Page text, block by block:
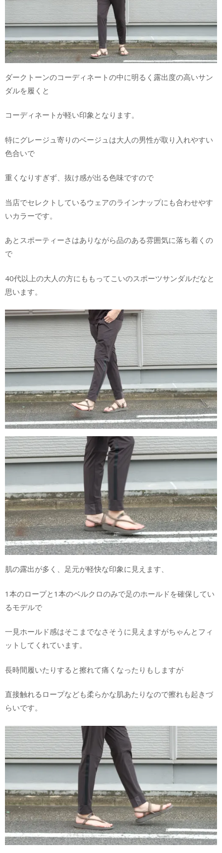
ダークトーンのコーディネートの中に明るく露出度の高いサン
ダルを履くと
コーディネートが軽い印象となります。
特にグレージュ寄りのベージュは大人の男性が取り入れやすい
色合いで
重くなりすぎず、抜け感が出る色味ですので
当店でセレクトしているウェアのラインナップにも合わせやす
いカラーです。
あとスポーティーさはありながら品のある雰囲気に落ち着くの
で
40代以上の大人の方にももってこいのスポーツサンダルだなと
思います。
肌の露出が多く、足元が軽快な印象に見えます、
1本のロープと1本のベルクロのみで足のホールドを確保してい
るモデルで
一見ホールド感はそこまでなさそうに見えますがちゃんとフィ
ットしてくれています。
長時間履いたりすると擦れて痛くなったりもしますが
直接触れるロープなども柔らかな肌あたりなので擦れも起きづ
らいです。